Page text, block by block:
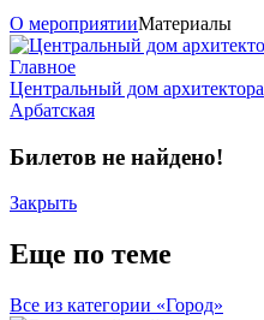
О мероприятииМатериалы
Главное
Центральный дом архитектора
Арбатская
Билетов не найдено!
Закрыть
Еще по теме
Все из категории «Город»